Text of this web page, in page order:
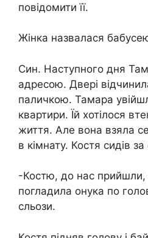
повідомити її.
Жінка назвалася
Син. Наступного дня
адресою. Двері
паличкою. Тамара
квартири. Їй хотілося
життя. Але вона взяла
в кімнату. Костя сидів
-Костю, до нас прийшли,
погладила онука по
сльози.